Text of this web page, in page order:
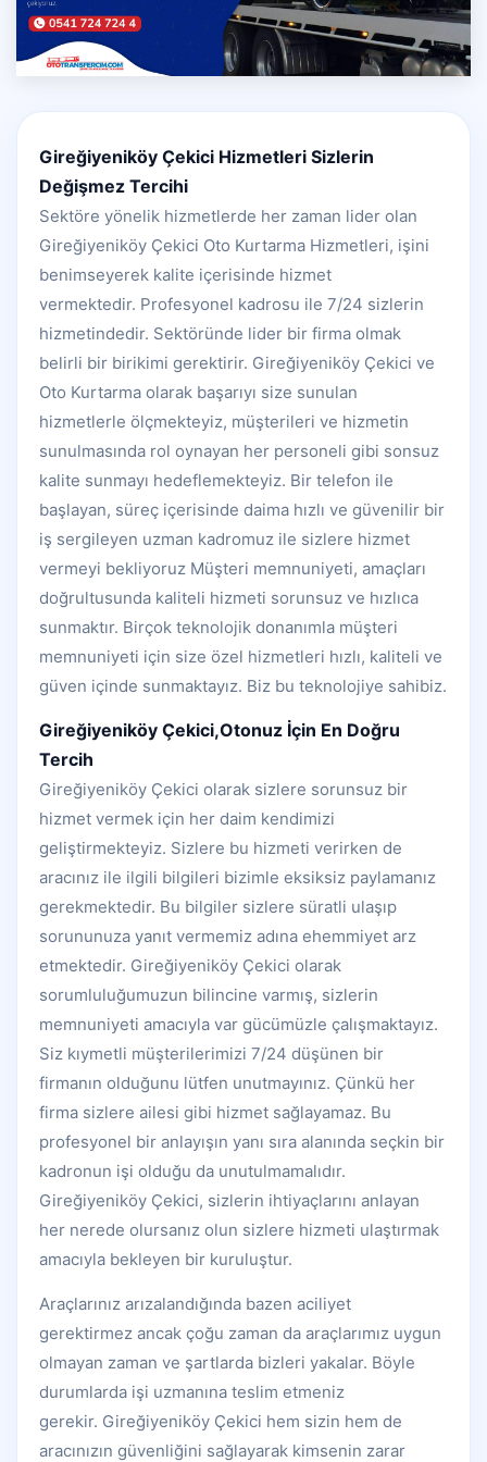
Gireğiyeniköy Çekici Hizmetleri Sizlerin
Değişmez Tercihi
Sektöre yönelik hizmetlerde her zaman lider olan
Gireğiyeniköy Çekici Oto Kurtarma Hizmetleri, işini
benimseyerek kalite içerisinde hizmet
vermektedir. Profesyonel kadrosu ile 7/24 sizlerin
hizmetindedir. Sektöründe lider bir firma olmak
belirli bir birikimi gerektirir. Gireğiyeniköy Çekici ve
Oto Kurtarma olarak başarıyı size sunulan
hizmetlerle ölçmekteyiz, müşterileri ve hizmetin
sunulmasında rol oynayan her personeli gibi sonsuz
kalite sunmayı hedeflemekteyiz. Bir telefon ile
başlayan, süreç içerisinde daima hızlı ve güvenilir bir
iş sergileyen uzman kadromuz ile sizlere hizmet
vermeyi bekliyoruz Müşteri memnuniyeti, amaçları
doğrultusunda kaliteli hizmeti sorunsuz ve hızlıca
sunmaktır. Birçok teknolojik donanımla müşteri
memnuniyeti için size özel hizmetleri hızlı, kaliteli ve
güven içinde sunmaktayız. Biz bu teknolojiye sahibiz.
Gireğiyeniköy Çekici,Otonuz İçin En Doğru
Tercih
Gireğiyeniköy Çekici olarak sizlere sorunsuz bir
hizmet vermek için her daim kendimizi
geliştirmekteyiz. Sizlere bu hizmeti verirken de
aracınız ile ilgili bilgileri bizimle eksiksiz paylamanız
gerekmektedir. Bu bilgiler sizlere süratli ulaşıp
sorununuza yanıt vermemiz adına ehemmiyet arz
etmektedir. Gireğiyeniköy Çekici olarak
sorumluluğumuzun bilincine varmış, sizlerin
memnuniyeti amacıyla var gücümüzle çalışmaktayız.
Siz kıymetli müşterilerimizi 7/24 düşünen bir
firmanın olduğunu lütfen unutmayınız. Çünkü her
firma sizlere ailesi gibi hizmet sağlayamaz. Bu
profesyonel bir anlayışın yanı sıra alanında seçkin bir
kadronun işi olduğu da unutulmamalıdır.
Gireğiyeniköy Çekici, sizlerin ihtiyaçlarını anlayan
her nerede olursanız olun sizlere hizmeti ulaştırmak
amacıyla bekleyen bir kuruluştur.
Araçlarınız arızalandığında bazen aciliyet
gerektirmez ancak çoğu zaman da araçlarımız uygun
olmayan zaman ve şartlarda bizleri yakalar. Böyle
durumlarda işi uzmanına teslim etmeniz
gerekir. Gireğiyeniköy Çekici hem sizin hem de
aracınızın güvenliğini sağlayarak kimsenin zarar